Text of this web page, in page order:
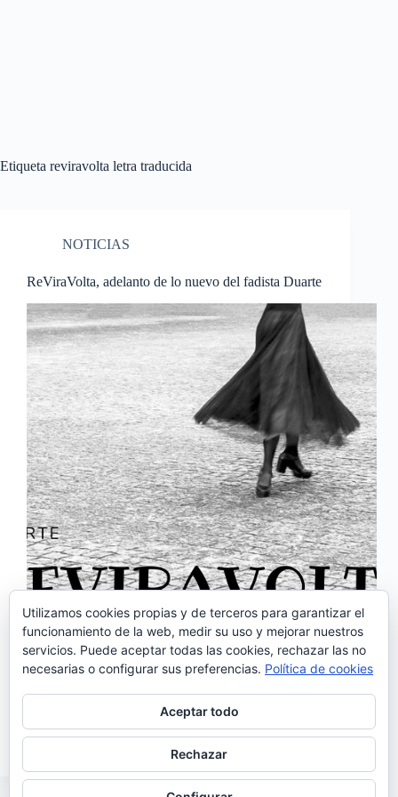
Etiqueta reviravolta letra traducida
NOTICIAS
ReViraVolta, adelanto de lo nuevo del fadista Duarte
‘ReViraVolta’ es el primer single del próximo álbum
del fadista Duarte que presenta así el tema: <<La
mujer que canta los días, no se deja resignar por
ellos. La mujer que se conforma por sí misma y con
sí misma.…
Noemí Sánchez
06/02/2021
Utilizamos cookies propias y de terceros para garantizar el
funcionamiento de la web, medir su uso y mejorar nuestros
servicios. Puede aceptar todas las cookies, rechazar las no
necesarias o configurar sus preferencias. Política de cookies
Aceptar todo
Rechazar